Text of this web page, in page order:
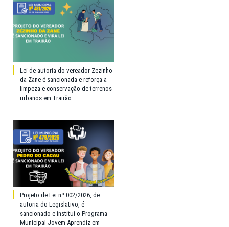
Lei de autoria do vereador Zezinho
da Zane é sancionada e reforça a
limpeza e conservação de terrenos
urbanos em Trairão
Projeto de Lei nº 002/2026, de
autoria do Legislativo, é
sancionado e institui o Programa
Municipal Jovem Aprendiz em